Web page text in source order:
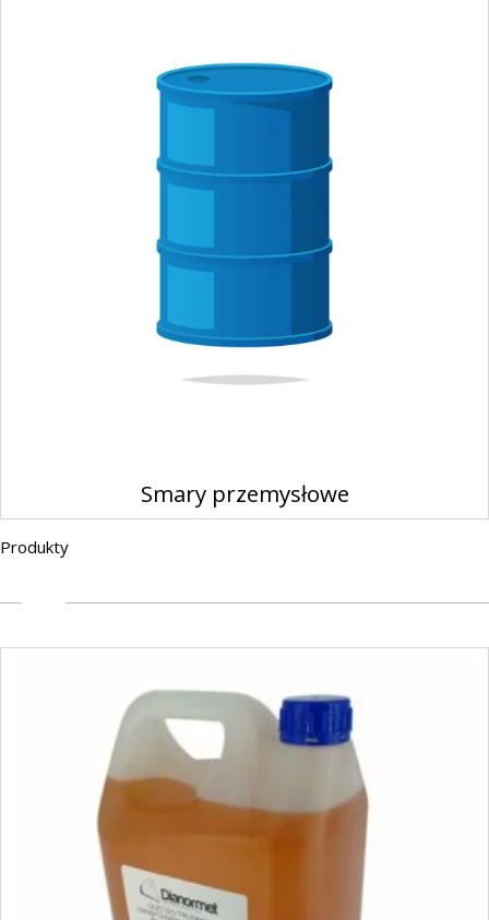
Smary przemysłowe
Produkty